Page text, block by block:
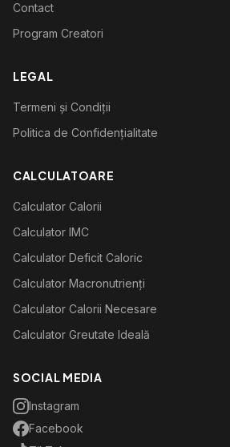
Contact
Program Creatori
LEGAL
Termeni și Condiții
Politica de Confidențialitate
CALCULATOARE
Calculator Calorii
Calculator IMC
Calculator Deficit Caloric
Calculator Macronutrienți
Calculator Calorii Necesare
Calculator Greutate Ideală
SOCIAL MEDIA
Instagram
Facebook